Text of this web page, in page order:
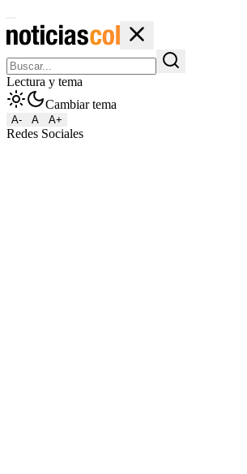
Lectura y tema
Cambiar tema
A- A A+
Redes Sociales